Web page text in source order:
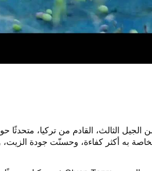
به أكثر كفاءة، وحسنّت جودة الزيت،